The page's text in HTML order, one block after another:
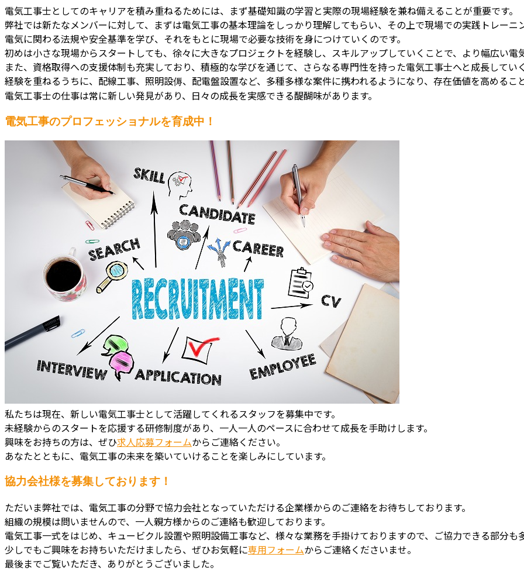
電気工事士としてのキャリアを積み重ねるためには、まず基礎知識の学習と実際の現場経験を兼ね備えることが重要です。
弊社では新たなメンバーに対して、まずは電気工事の基本理論をしっかり理解してもらい、その上で現場での実践トレーニ
電気に関わる法規や安全基準を学び、それをもとに現場で必要な技術を身につけていくのです。
初めは小さな現場からスタートしても、徐々に大きなプロジェクトを経験し、スキルアップしていくことで、より幅広い
また、資格取得への支援体制も充実しており、積極的な学びを通じて、さらなる専門性を持った電気工事士へと成長してい
経験を重ねるうちに、配線工事、照明設傉、配電盤設置など、多種多様な案件に携われるようになり、存在価値を高めるこ
電気工事士の仕事は常に新しい発見があり、日々の成長を実感できる醍醐味があります。
電気工事のプロフェッショナルを育成中！
私たちは現在、新しい電気工事士として活躍してくれるスタッフを募集中です。
未経験からのスタートを応援する研修制度があり、一人一人のペースに合わせて成長を手助けします。
興味をお持ちの方は、ぜひ求人応募フォームからご連絡ください。
あなたとともに、電気工事の未来を築いていけることを楽しみにしています。
協力会社様を募集しております！
ただいま弊社では、電気工事の分野で協力会社となっていただける企業様からのご連絡をお待ちしております。
組織の規模は問いませんので、一人親方様からのご連絡も歓迎しております。
電気工事一式をはじめ、キュービクル設置や照明設備工事など、様々な業務を手掛けておりますので、ご協力できる部分も
少しでもご興味をお持ちいただけましたら、ぜひお気軽に専用フォームからご連絡くださいませ。
最後までご覧いただき、ありがとうございました。